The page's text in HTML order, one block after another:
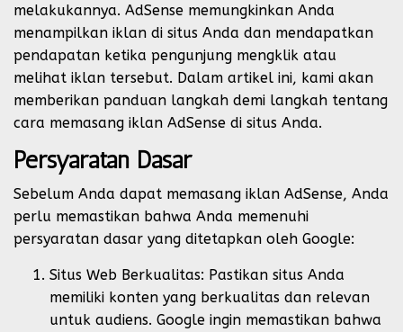
melakukannya. AdSense memungkinkan Anda
menampilkan iklan di situs Anda dan mendapatkan
pendapatan ketika pengunjung mengklik atau
melihat iklan tersebut. Dalam artikel ini, kami akan
memberikan panduan langkah demi langkah tentang
cara memasang iklan AdSense di situs Anda.
Persyaratan Dasar
Sebelum Anda dapat memasang iklan AdSense, Anda
perlu memastikan bahwa Anda memenuhi
persyaratan dasar yang ditetapkan oleh Google:
Situs Web Berkualitas: Pastikan situs Anda
memiliki konten yang berkualitas dan relevan
untuk audiens. Google ingin memastikan bahwa